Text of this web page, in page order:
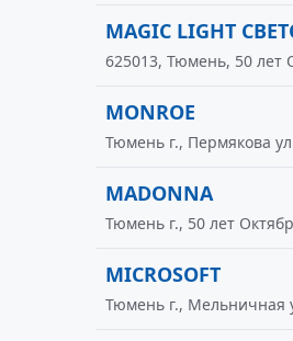
MAGIC LIGHT
625013, Тюмень, 50 лет
MONROE
Тюмень г., Пермякова
MADONNA
Тюмень г., 50 лет
MICROSOFT
Тюмень г., Мельничная